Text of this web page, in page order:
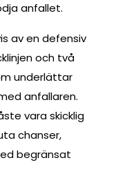
anfallet.
av en defensiv
och två
underlättar
anfallaren.
vara skicklig
chanser,
begränsat